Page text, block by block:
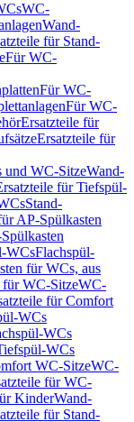
WC-
Wand-
für Stand-
Für WC-
Für WC-
Für WC-
Ersatzteile für
Ersatzteile für
und WC-SitzeWand-
für Tiefspül-
Stand-
AP-Spülkasten
WCsFlachspül-
für WCs, aus
für WC-SitzeWC-
für Comfort
WCs
WCs
WCs
WC-SitzeWC-
für WC-
KinderWand-
für Stand-